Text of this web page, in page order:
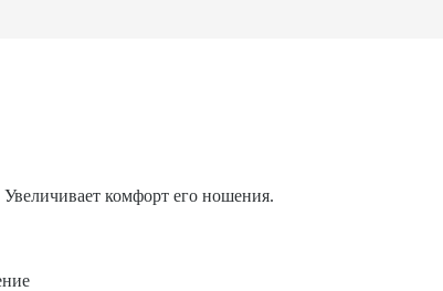
комфорт его ношения.